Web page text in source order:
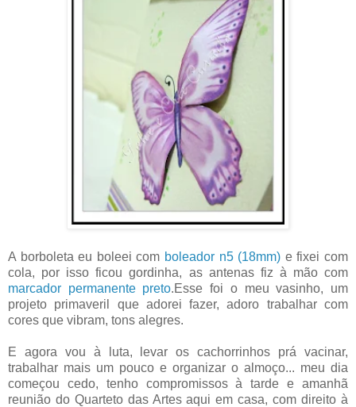
A borboleta eu boleei com boleador n5 (18mm) e fixei com
cola, por isso ficou gordinha, as antenas fiz à mão com
marcador permanente preto.Esse foi o meu vasinho, um
projeto primaveril que adorei fazer, adoro trabalhar com
cores que vibram, tons alegres.
E agora vou à luta, levar os cachorrinhos prá vacinar,
trabalhar mais um pouco e organizar o almoço... meu dia
começou cedo, tenho compromissos à tarde e amanhã
reunião do Quarteto das Artes aqui em casa, com direito à